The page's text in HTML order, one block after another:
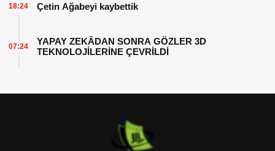
Çetin Ağabeyi kaybettik
18:24
YAPAY ZEKÂDAN SONRA GÖZLER 3D
TEKNOLOJİLERİNE ÇEVRİLDİ
07:24